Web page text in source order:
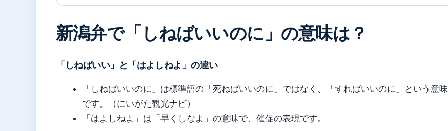
新潟弁で「しねばいいのに」の意味は？
「しねばいい」と「はよしねよ」の違い
「しねばいいのに」は標準語の「死ねばいいのに」ではなく、「すればいいのに」という意味
です。（にいがた観光ナビ）
「はよしねよ」は「早くしなよ」の意味で、催促の表現です。